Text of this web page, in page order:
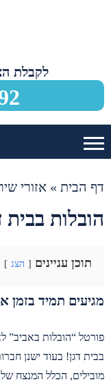
לקבלת
דף הבית » אזורי
הובלות בבית
תוכן עניינים הצג
מגיעים תמיד בזמן
פורטל “הובלות באביב”
בבית דגן! בעוד ישנן
מובילים, הכלל המנצח